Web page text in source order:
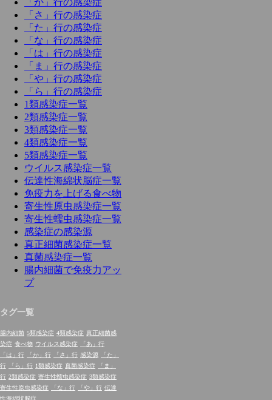
「さ」行の感染症
「た」行の感染症
「な」行の感染症
「は」行の感染症
「ま」行の感染症
「や」行の感染症
「ら」行の感染症
1類感染症一覧
2類感染症一覧
3類感染症一覧
4類感染症一覧
5類感染症一覧
ウイルス感染症一覧
伝達性海綿状脳症一覧
免疫力を上げる食べ物
寄生性原虫感染症一覧
寄生性蠕虫感染症一覧
感染症の感染源
真正細菌感染症一覧
真菌感染症一覧
腸内細菌で免疫力アッ
プ
タグ一覧
腸内細菌 5類感染症 4類感染症 真正細菌感
染症 食べ物 ウイルス感染症
「あ」行
「は」行
「か」行 「さ」行 感染源
「た」
行
「ら」行 1類感染症 真菌感染症
「ま」
行 2類感染症 寄生性蠕虫感染症 3類感染症
寄生性原虫感染症
「な」行 「や」行 伝達
性海綿状脳症